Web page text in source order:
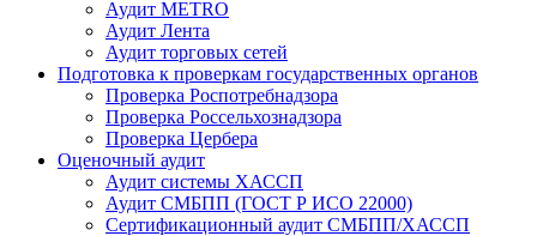
Аудит METRO
Аудит Лента
Аудит торговых сетей
Подготовка к проверкам государственных органов
Проверка Роспотребнадзора
Проверка Россельхознадзора
Проверка Цербера
Оценочный аудит
Аудит системы ХАССП
Аудит СМБПП (ГОСТ Р ИСО 22000)
Сертификационный аудит СМБПП/ХАССП